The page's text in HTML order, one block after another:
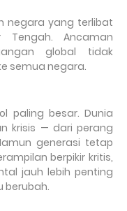
negara yang terlibat
Ancaman
global tidak
semua negara.
paling besar. Dunia
krisis — dari perang
generasi tetap
berpikir kritis,
jauh lebih penting
berubah.